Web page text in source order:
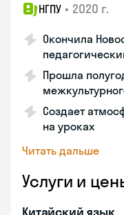
НГПУ • 2020 г.
Окончила
Прошла
Создает
на уроках
Читать дальше
Услуги и